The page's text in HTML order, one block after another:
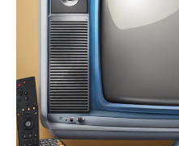
aptarnavime